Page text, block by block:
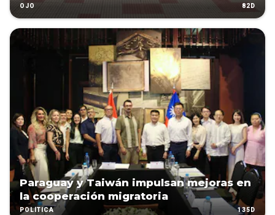
OJO 82D
Paraguay y Taiwán impulsan mejoras en
la cooperación migratoria
POLÍTICA 135D